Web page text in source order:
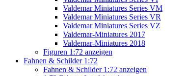
Valdemar Miniatures Series VM
Valdemar Miniatures Series VR
Valdemar Miniatures Series VZ
Valdemar-Miniatures 2017
Valdemar-Miniatures 2018
Figuren 1:72 anzeigen
Fahnen & Schilder 1:72
Fahnen & Schilder 1:72 anzeigen